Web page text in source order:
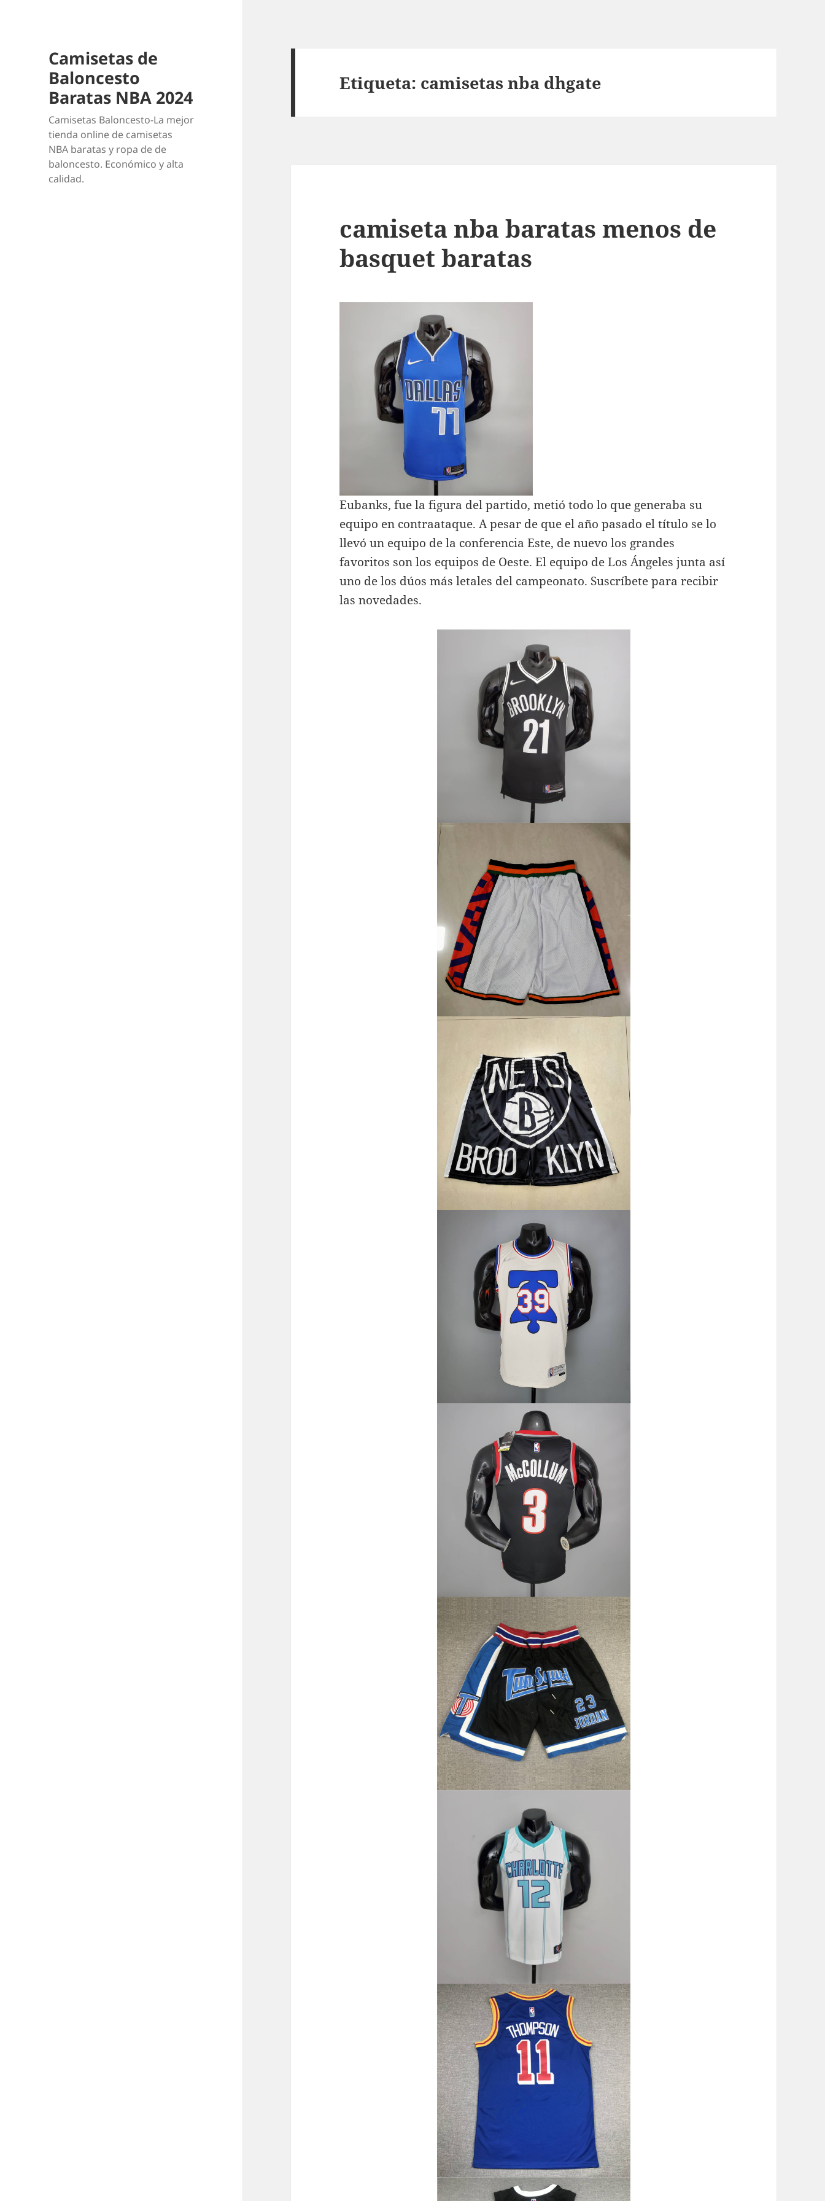
Camisetas de
Baloncesto
Baratas NBA 2024
Camisetas Baloncesto-La mejor
tienda online de camisetas
NBA baratas y ropa de de
baloncesto. Económico y alta
calidad.
Etiqueta: camisetas nba dhgate
camiseta nba baratas menos de
basquet baratas
Eubanks, fue la figura del partido, metió todo lo que generaba su
equipo en contraataque. A pesar de que el año pasado el título se lo
llevó un equipo de la conferencia Este, de nuevo los grandes
favoritos son los equipos de Oeste. El equipo de Los Ángeles junta así
uno de los dúos más letales del campeonato. Suscríbete para recibir
las novedades.